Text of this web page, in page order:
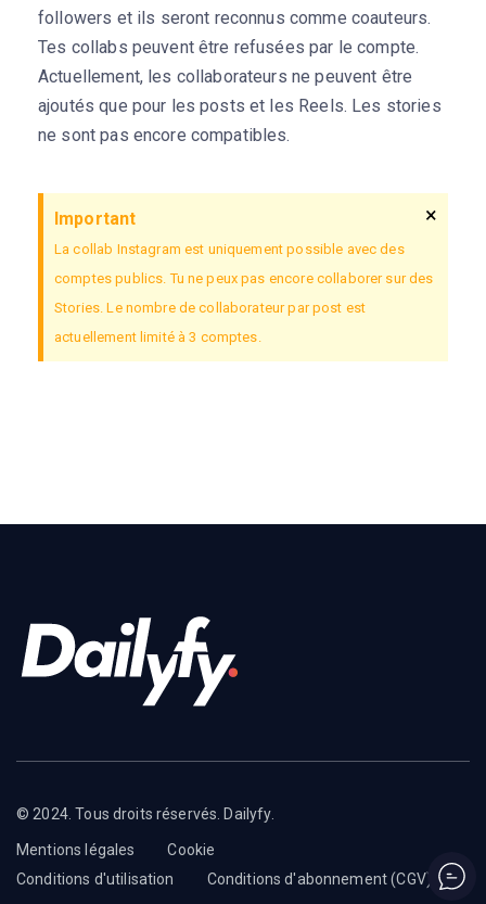
followers et ils seront reconnus comme coauteurs.
Tes collabs peuvent être refusées par le compte.
Actuellement, les collaborateurs ne peuvent être
ajoutés que pour les posts et les Reels. Les stories
ne sont pas encore compatibles.
Important
La collab Instagram est uniquement possible avec des
comptes publics. Tu ne peux pas encore collaborer sur des
Stories. Le nombre de collaborateur par post est
actuellement limité à 3 comptes.
×
© 2024. Tous droits réservés. Dailyfy.
Mentions légales
Cookie
Conditions d'utilisation
Conditions d'abonnement (CGV)